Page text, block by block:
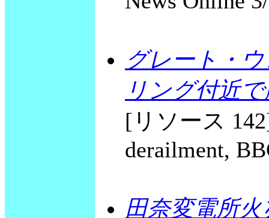
グレート・
リング付近
[リソース
derailment,
田奈変電所